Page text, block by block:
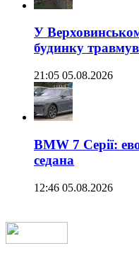
У
будинку
21:05 05.08.2026
BMW 7 Серії:
седана
12:46 05.08.2026